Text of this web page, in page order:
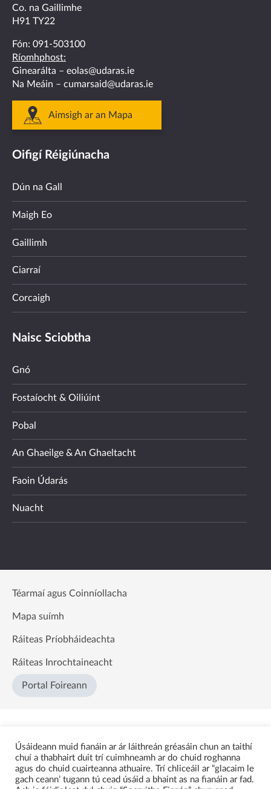
Co. na Gaillimhe
H91 TY22
Fón: 091-503100
Ríomhphost:
Ginearálta – eolas@udaras.ie
Na Meáin – cumarsaid@udaras.ie
Aimsigh ar an Mapa
Oifigí Réigiúnacha
Dún na Gall
Maigh Eo
Gaillimh
Ciarraí
Corcaigh
Naisc Sciobtha
Gnó
Fostaíocht & Oiliúint
Pobal
An Ghaeilge & An Ghaeltacht
Faoin Údarás
Nuacht
Téarmaí agus Coinníollacha
Mapa suímh
Ráiteas Príobháideachta
Ráiteas Inrochtaineacht
Portal Foireann
Úsáideann muid fianáin ar ár láithreán gréasáin chun an taithí
chuí a thabhairt duit trí cuimhneamh ar do chuid roghanna
agus do chuid cuairteanna athuaire. Trí chliceáil ar “glacaim le
gach ceann’ tugann tú cead úsáid a bhaint as na fianáin ar fad.